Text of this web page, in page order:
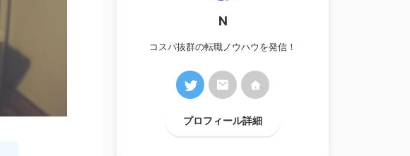
N
コスパ抜群の転職ノウハウを発信！
プロフィール詳細